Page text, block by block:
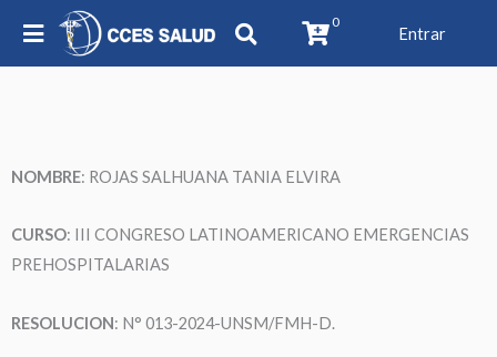
0
Entrar
NOMBRE: ROJAS SALHUANA TANIA ELVIRA
CURSO: III CONGRESO LATINOAMERICANO EMERGENCIAS
PREHOSPITALARIAS
RESOLUCION: N° 013-2024-UNSM/FMH-D.